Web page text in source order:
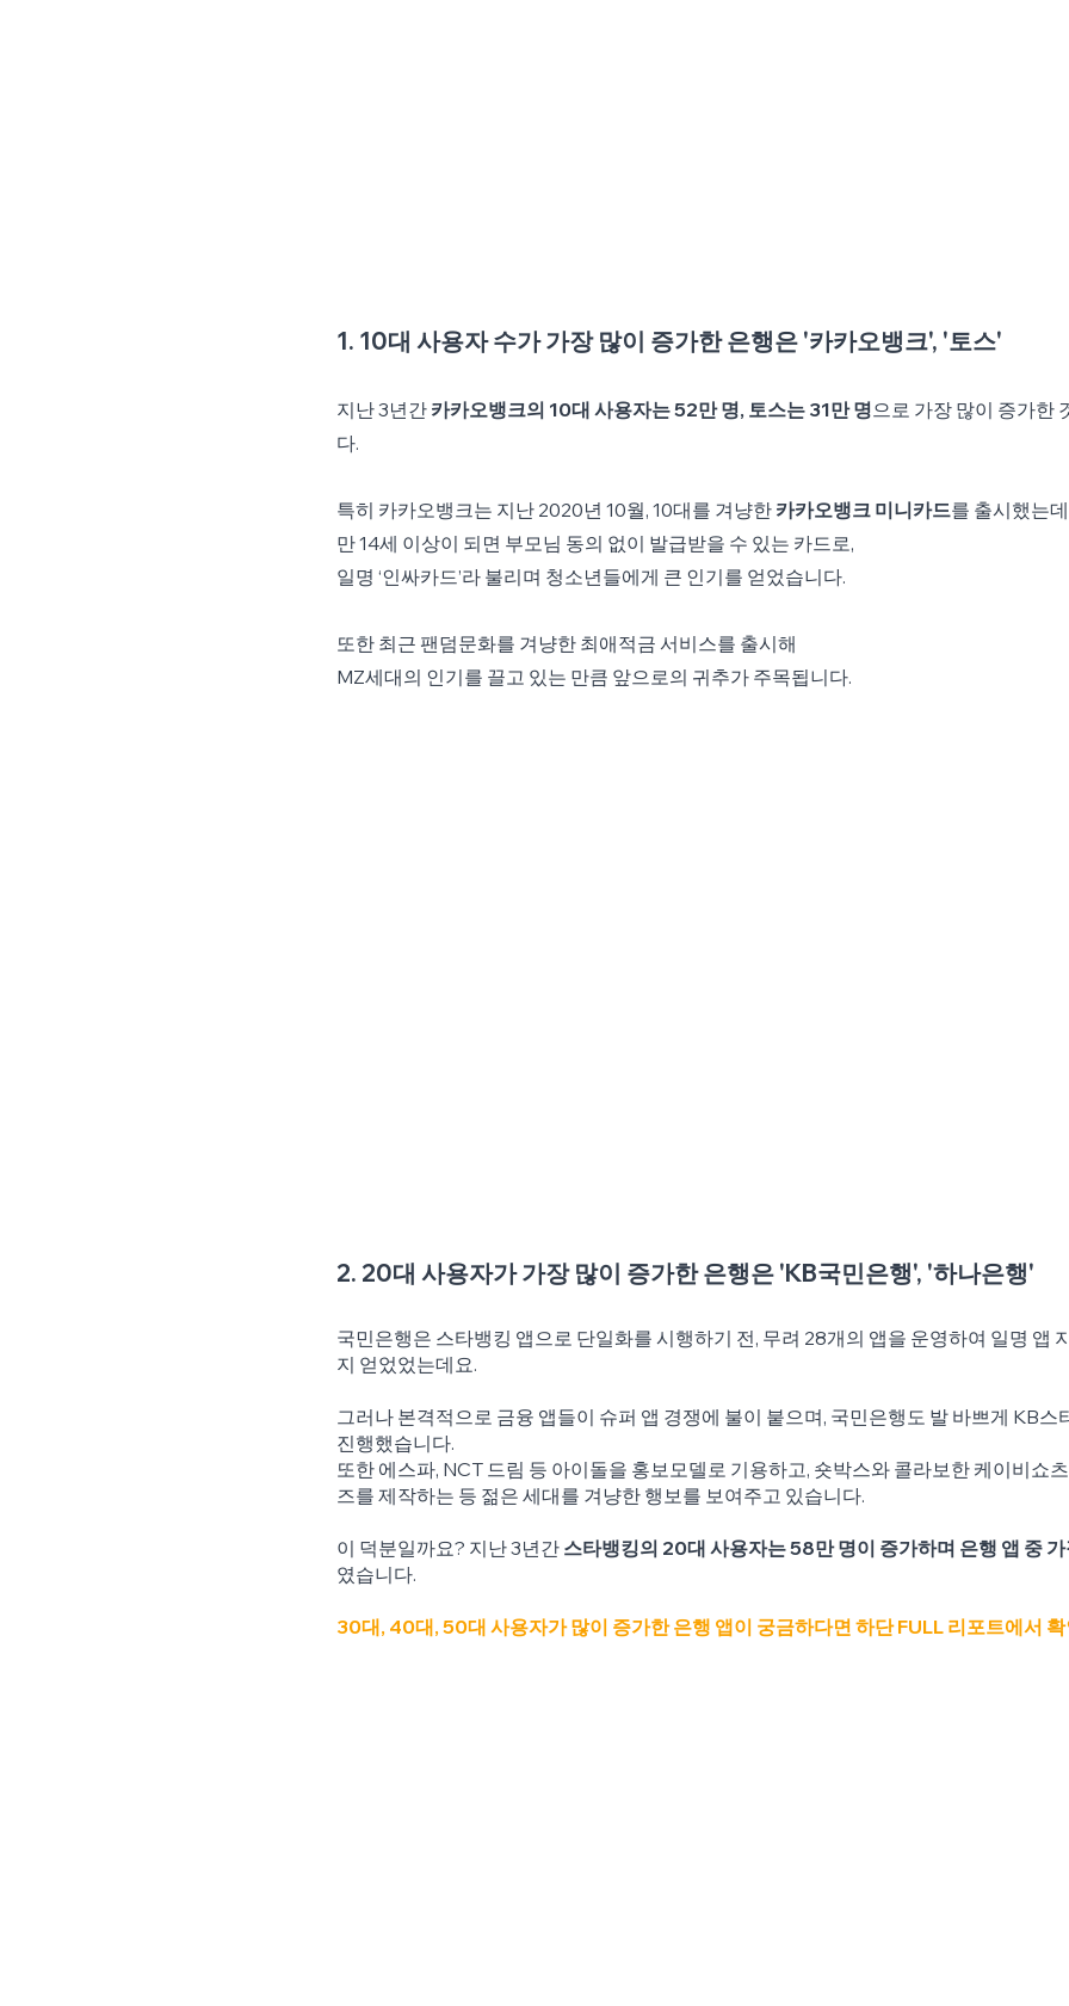
1. 10대 사용자 수가 가장 많이 증가한 은행은 '카카오뱅크', '토스'
지난 3년간 카카오뱅크의 10대 사용자는 52만 명, 토스는 31만 명으로 가장 많이 증가한
다.
특히 카카오뱅크는 지난 2020년 10월, 10대를 겨냥한 카카오뱅크 미니카드를 출시했는
만 14세 이상이 되면 부모님 동의 없이 발급받을 수 있는 카드로,
일명 ‘인싸카드’라 불리며 청소년들에게 큰 인기를 얻었습니다.
또한 최근 팬덤문화를 겨냥한 최애적금 서비스를 출시해
MZ세대의 인기를 끌고 있는 만큼 앞으로의 귀추가 주목됩니다.
2. 20대 사용자가 가장 많이 증가한 은행은 'KB국민은행', '하나은행'
국민은행은 스타뱅킹 앱으로 단일화를 시행하기 전, 무려 28개의 앱을 운영하여 일명 앱
지 얻었었는데요.
그러나 본격적으로 금융 앱들이 슈퍼 앱 경쟁에 불이 붙으며, 국민은행도 발 바쁘게 KB
진행했습니다.
또한 에스파, NCT 드림 등 아이돌을 홍보모델로 기용하고, 숏박스와 콜라보한 케이비쇼
즈를 제작하는 등 젊은 세대를 겨냥한 행보를 보여주고 있습니다.
이 덕분일까요? 지난 3년간 스타뱅킹의 20대 사용자는 58만 명이 증가하며 은행 앱 중
였습니다.
30대, 40대, 50대 사용자가 많이 증가한 은행 앱이 궁금하다면 하단 FULL 리포트에서